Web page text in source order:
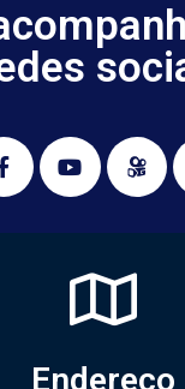
Endereço